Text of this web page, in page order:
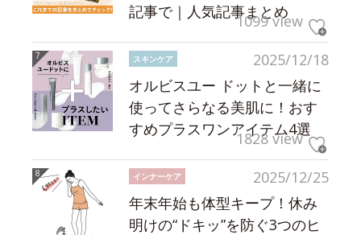
記事で｜人気記事まとめ
1099 view
2025/12/18
スキンケア
オルビスユー ドットと一緒に
使ってさらなる美肌に！おす
すめプラスワンアイテム4選
1828 view
2025/12/25
インナーケア
年末年始も体型キープ！休み
明けの“ドキッ”を防ぐ3つのヒ